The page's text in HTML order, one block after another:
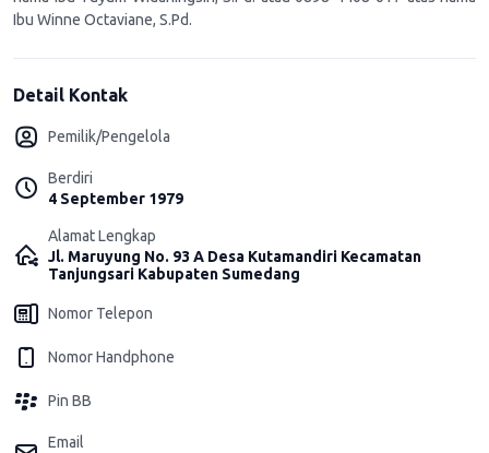
Ibu Winne Octaviane, S.Pd.
Detail Kontak
Pemilik/Pengelola
Berdiri
4 September 1979
Alamat Lengkap
Jl. Maruyung No. 93 A Desa Kutamandiri Kecamatan
Tanjungsari Kabupaten Sumedang
Nomor Telepon
Nomor Handphone
Pin BB
Email